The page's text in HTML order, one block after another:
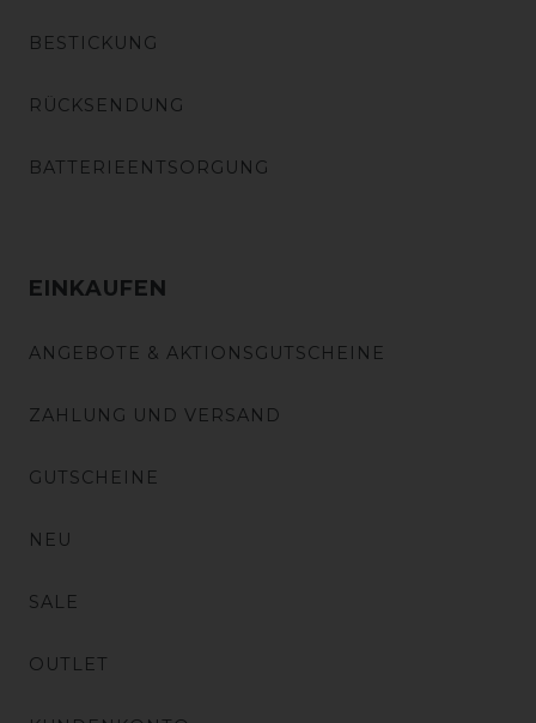
BESTICKUNG
RÜCKSENDUNG
BATTERIEENTSORGUNG
EINKAUFEN
ANGEBOTE & AKTIONSGUTSCHEINE
ZAHLUNG UND VERSAND
GUTSCHEINE
NEU
SALE
OUTLET